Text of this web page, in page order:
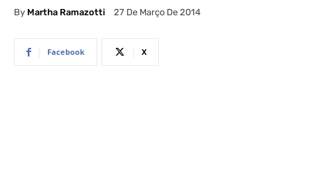
By Martha Ramazotti 27 De Março De 2014
Facebook X